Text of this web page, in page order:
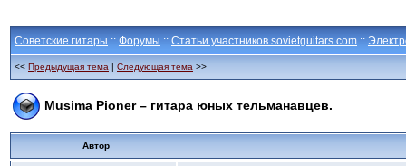
Советские гитары :: Форумы :: Статьи участников sovietguitars.com ::
<< Предыдущая тема | Следующая тема >>
Musima Pioner – гитара юных тельманавцев.
Автор